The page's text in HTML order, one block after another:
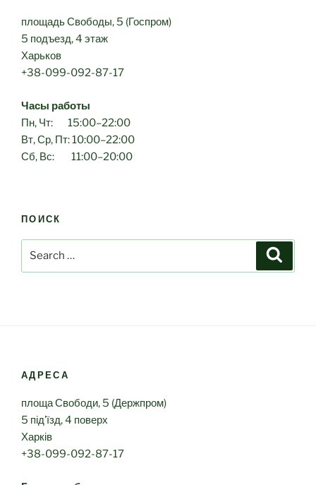
площадь Свободы, 5 (Госпром)
5 подъезд, 4 этаж
Харьков
+38-099-092-87-17
Часы работы
Пн, Чт: 15:00–22:00
Вт, Ср, Пт: 10:00–22:00
Сб, Вс: 11:00–20:00
ПОИСК
АДРЕСА
площа Свободи, 5 (Держпром)
5 під’їзд, 4 поверх
Харків
+38-099-092-87-17